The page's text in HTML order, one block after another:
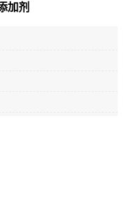
加剂